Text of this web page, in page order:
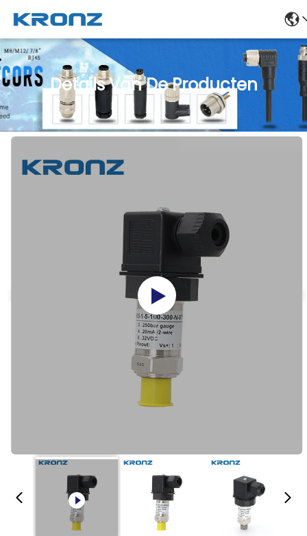
Details Van De Producten